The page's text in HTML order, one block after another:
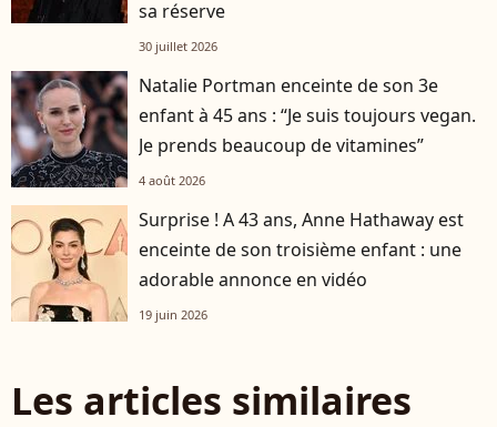
sa réserve
30 juillet 2026
Natalie Portman enceinte de son 3e
enfant à 45 ans : “Je suis toujours vegan.
Je prends beaucoup de vitamines”
4 août 2026
Surprise ! A 43 ans, Anne Hathaway est
enceinte de son troisième enfant : une
adorable annonce en vidéo
19 juin 2026
Les articles similaires